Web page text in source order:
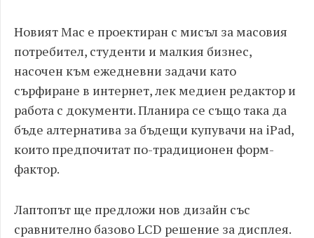
Новият Mac е проектиран с мисъл за масовия
потребител, студенти и малкия бизнес,
насочен към ежедневни задачи като
сърфиране в интернет, лек медиен редактор и
работа с документи. Планира се също така да
бъде алтернатива за бъдещи купувачи на iPad,
които предпочитат по-традиционен форм-
фактор.
Лаптопът ще предложи нов дизайн със
сравнително базово LCD решение за дисплея.